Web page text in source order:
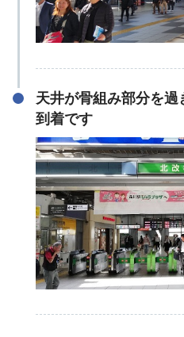
天井が骨組み部分を
到着です